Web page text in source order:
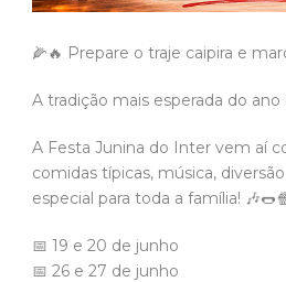
🌽🔥 Prepare o traje caipira e
A tradição mais esperada do
A Festa Junina do Inter vem aí
comidas típicas, música,
especial para toda a família!
📅 19 e 20 de junho
📅 26 e 27 de junho